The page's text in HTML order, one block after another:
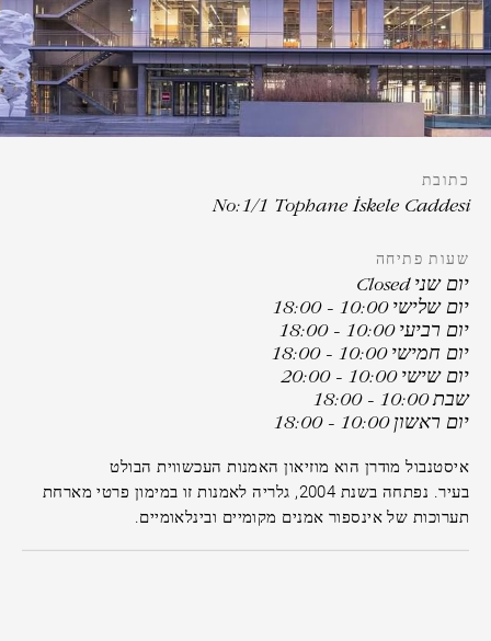
הנחה
קוד
תאגידי
משתתף
לְאַמֵת
כתובת
No:1/1 Tophane İskele Caddesi
שעות פתיחה
יום שני Closed
יום שלישי 10:00 - 18:00
יום רביעי 10:00 - 18:00
יום חמישי 10:00 - 18:00
יום שישי 10:00 - 20:00
שבת 10:00 - 18:00
יום ראשון 10:00 - 18:00
איסטנבול מודרן הוא מוזיאון האמנות העכשווית הבולט
בעיר. נפתחה בשנת 2004, גלריה לאמנות זו במימון פרטי מארחת
תערוכות של אינספור אמנים מקומיים ובינלאומיים.